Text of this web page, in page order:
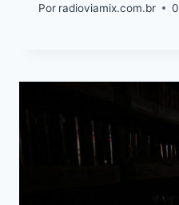
Por radioviamix.com.br